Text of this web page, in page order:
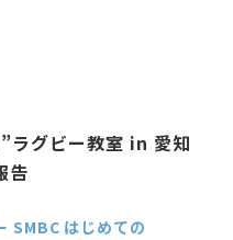
グビー教室 in 愛知
告
SMBC はじめての